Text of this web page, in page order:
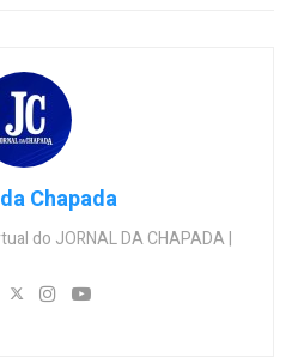
Chapada
do JORNAL DA CHAPADA |